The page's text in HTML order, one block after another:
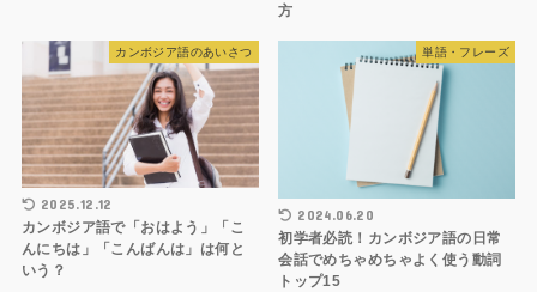
方
カンボジア語のあいさつ
2025.12.12
カンボジア語で「おはよう」「こ
んにちは」「こんばんは」は何と
いう？
単語・フレーズ
2024.06.20
初学者必読！カンボジア語の日常
会話でめちゃめちゃよく使う動詞
トップ15